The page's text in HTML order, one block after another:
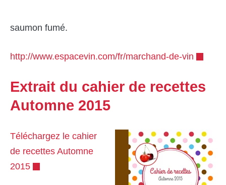
saumon fumé.
http://www.espacevin.com/fr/marchand-de-vin
Extrait du cahier de recettes
Automne 2015
Téléchargez le cahier
de recettes Automne
2015